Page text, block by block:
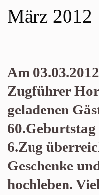
März 2012
Am
Zugführer
geladenen
6.Zug
Geschenke
hochleben.